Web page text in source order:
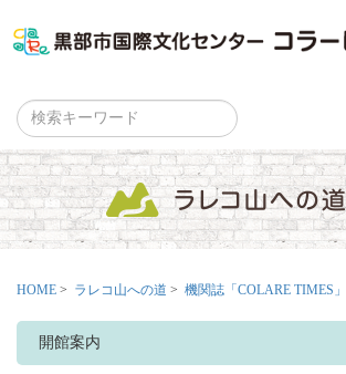
HOME > ラレコ山への道 > 機関誌「COLARE TIMES」
開館案内